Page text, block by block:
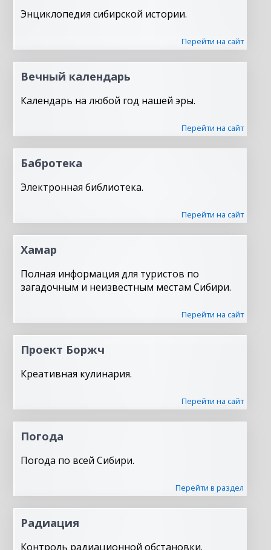
Энциклопедия сибирской истории.
Перейти на сайт
Вечный календарь
Календарь на любой год нашей эры.
Перейти на сайт
Бабротека
Электронная библиотека.
Перейти на сайт
Хамар
Полная информация для туристов по
загадочным и неизвестным местам Сибири.
Перейти на сайт
Проект Боржч
Креативная кулинария.
Перейти на сайт
Погода
Погода по всей Сибири.
Перейти в раздел
Радиация
Контроль радиационной обстановки.